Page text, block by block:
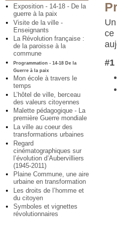
Exposition - 14-18 - De la
guerre à la paix
Visite de la ville -
Enseignants
La Révolution française :
de la paroisse à la
commune
Programmation - 14-18 De la
Guerre à la paix
Mon école à travers le
temps
L’hôtel de ville, berceau
des valeurs citoyennes
Malette pédagogique - La
première Guerre mondiale
La ville au coeur des
transformations urbaines
Regard
cinématographiques sur
l’évolution d’Aubervilliers
(1945-2011)
Plaine Commune, une aire
urbaine en transformation
Les droits de l’homme et
du citoyen
Symboles et vignettes
révolutionnaires
ce
#1